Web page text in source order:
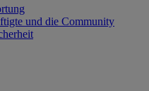
und die Community